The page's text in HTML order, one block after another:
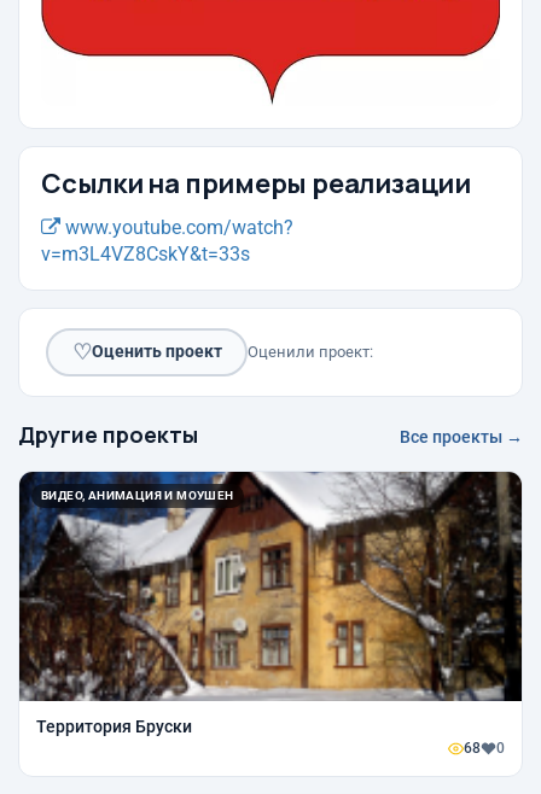
Ссылки на примеры реализации
www.youtube.com/watch?
v=m3L4VZ8CskY&t=33s
♡Оценить проект Оценили проект:
Другие проекты Все проекты →
ВИДЕО, АНИМАЦИЯ И МОУШЕН
Территория Бруски
68 0